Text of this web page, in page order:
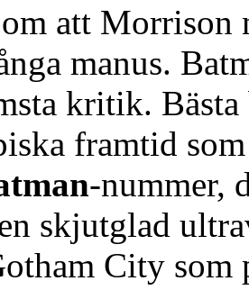
att Morrison
manus.
kritik.
framtid
-nummer,
skjutglad
City som